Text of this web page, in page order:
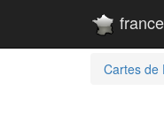
Cartes de